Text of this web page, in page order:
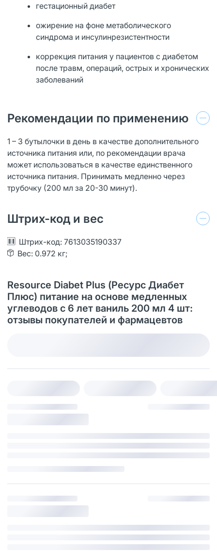
гестационный диабет
ожирение на фоне метаболического
синдрома и инсулинрезистентности
коррекция питания у пациентов с диабетом
после травм, операций, острых и хронических
заболеваний
Рекомендации по применению
1 – 3 бутылочки в день в качестве дополнительного
источника питания или, по рекомендации врача
может использоваться в качестве единственного
источника питания. Принимать медленно через
трубочку (200 мл за 20-30 минут).
Штрих-код и вес
Штрих-код: 7613035190337
Вес: 0.972 кг;
Resource Diabet Plus (Ресурс Диабет
Плюс) питание на основе медленных
углеводов с 6 лет ваниль 200 мл 4 шт:
отзывы покупателей и фармацевтов